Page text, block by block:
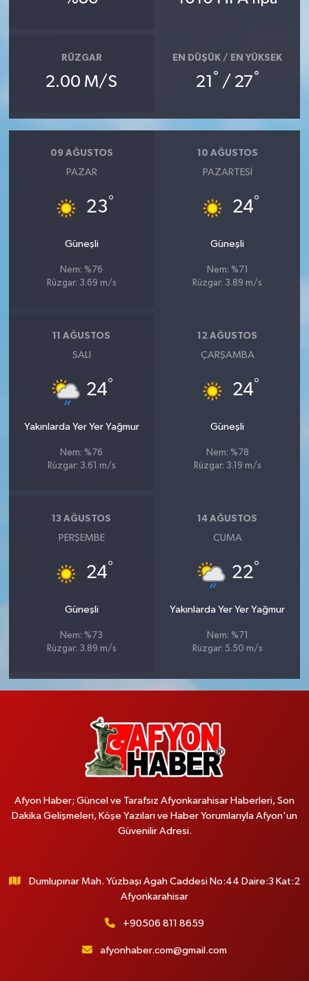
RÜZGAR
2.00 M/S
EN DÜŞÜK / EN YÜKSEK
21 ° / 27°
09 AĞUSTOS
PAZAR
23°
Güneşli
Nem: %76
Rüzgar: 3.69 m/s
10 AĞUSTOS
PAZARTESI
24°
Güneşli
Nem: %71
Rüzgar: 3.89 m/s
11 AĞUSTOS
SALI
24°
Yakınlarda Yer Yer Yağmur
Nem: %76
Rüzgar: 3.61 m/s
12 AĞUSTOS
ÇARŞAMBA
24°
Güneşli
Nem: %78
Rüzgar: 3.19 m/s
13 AĞUSTOS
PERŞEMBE
24°
Güneşli
Nem: %73
Rüzgar: 3.89 m/s
14 AĞUSTOS
CUMA
22°
Yakınlarda Yer Yer Yağmur
Nem: %71
Rüzgar: 5.50 m/s
Afyon Haber; Güncel ve Tarafsız Afyonkarahisar Haberleri, Son
Dakika Gelişmeleri, Köşe Yazıları ve Haber Yorumlarıyla Afyon'un
Güvenilir Adresi.
Dumlupınar Mah. Yüzbaşı Agah Caddesi No:44 Daire:3 Kat:2
Afyonkarahisar
+90506 811 8659
afyonhaber.com@gmail.com